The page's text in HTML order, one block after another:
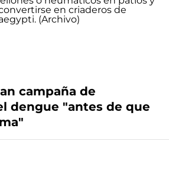
campaña de
dengue "antes de que